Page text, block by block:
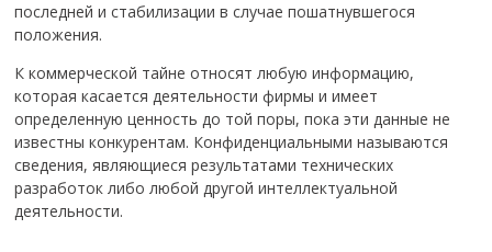
последней и стабилизации в случае пошатнувшегося
положения.
К коммерческой тайне относят любую информацию,
которая касается деятельности фирмы и имеет
определенную ценность до той поры, пока эти данные не
известны конкурентам. Конфиденциальными называются
сведения, являющиеся результатами технических
разработок либо любой другой интеллектуальной
деятельности.